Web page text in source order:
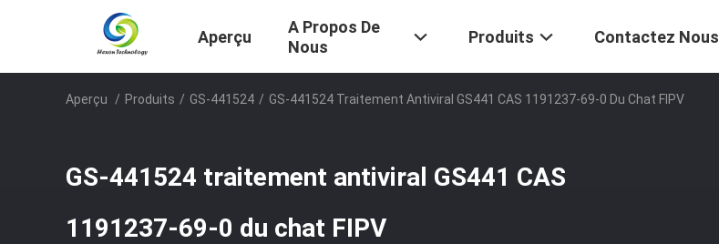
Aperçu
A Propos De
Nous
Produits Contactez Nous
Aperçu / Produits / GS-441524 / GS-441524 Traitement Antiviral GS441 CAS 1191237-69-0 Du Chat FIPV
GS-441524 traitement antiviral GS441 CAS
1191237-69-0 du chat FIPV